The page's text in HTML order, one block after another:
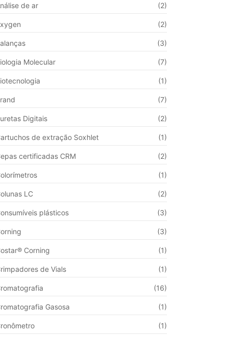
de ar (2)
(2)
(3)
Molecular (7)
(1)
(7)
Digitais (2)
de extração Soxhlet (1)
certificadas CRM (2)
(1)
LC (2)
plásticos (3)
(3)
Corning (1)
de Vials (1)
(16)
Gasosa (1)
(1)